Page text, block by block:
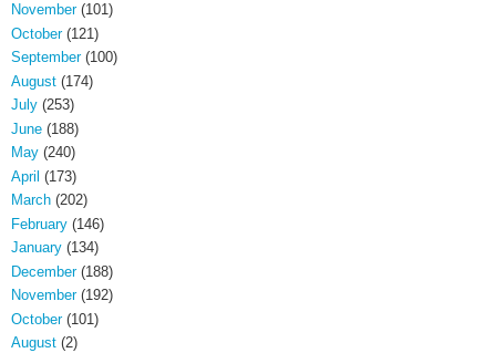
November(101)
October(121)
September(100)
August (174)
July (253)
June (188)
May (240)
April (173)
March (202)
February (146)
January (134)
December(188)
November(192)
October(101)
August (2)